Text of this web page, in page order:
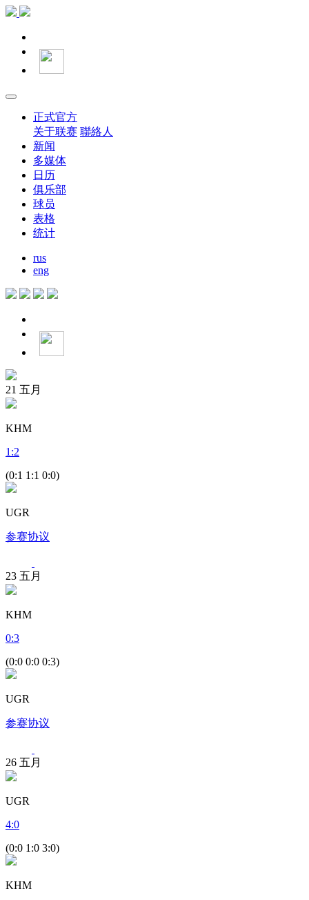
正式官方
关于联赛 聯絡人
新闻
多媒体
日历
俱乐部
球员
表格
统计
rus
eng
21 五月
KHM
1 :2
(0:1 1:1 0:0)
UGR
参赛协议
23 五月
KHM
0:3
(0:0 0:0 0:3)
UGR
参赛协议
26 五月
UGR
4:0
(0:0 1:0 3:0)
KHM